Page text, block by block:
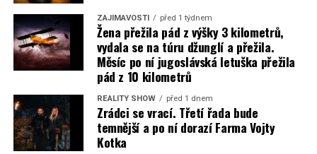
ZAJÍMAVOSTI před 1 týdnem
Žena přežila pád z výšky 3 kilometrů,
vydala se na túru džunglí a přežila.
Měsíc po ní jugoslávská letuška přežila
pád z 10 kilometrů
REALITY SHOW před 1 dnem
Zrádci se vrací. Třetí řada bude
temnější a po ní dorazí Farma Vojty
Kotka